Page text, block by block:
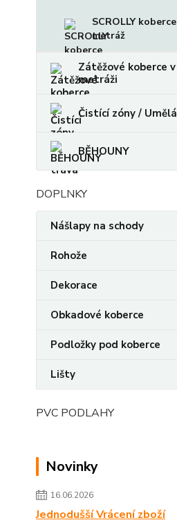
SCROLLY koberce
metráž
Zátěžové koberce v
metráži
Čistící zóny /
BĚHOUNY
DOPLNKY
Nášlapy na schody
Rohože
Dekorace
Obkadové koberce
Podložky pod koberce
Lišty
PVC PODLAHY
Novinky
16.06.2026
Jednodušší Vrácení zboží